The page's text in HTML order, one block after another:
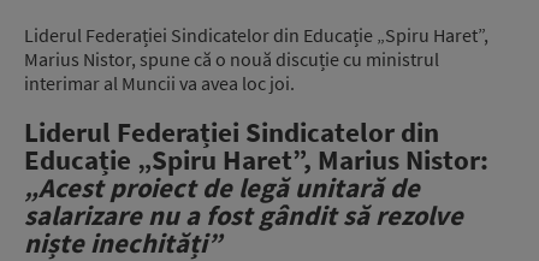
Liderul Federației Sindicatelor din Educație „Spiru Haret”,
Marius Nistor, spune că o nouă discuție cu ministrul
interimar al Muncii va avea loc joi.
Liderul Federației Sindicatelor din
Educație „Spiru Haret”, Marius Nistor:
„Acest proiect de legă unitară de
salarizare nu a fost gândit să rezolve
niște inechități”